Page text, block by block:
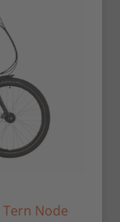
Tern Node